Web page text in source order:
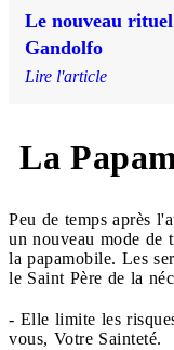
Le nouveau
Gandolfo
Lire l'article
La
Peu de temps après
un nouveau mode de
la papamobile. Les
le Saint Père de la
- Elle limite les
vous, Votre Sainteté.